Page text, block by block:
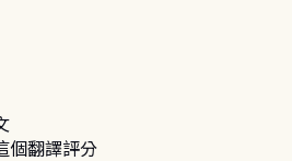
個翻譯評分